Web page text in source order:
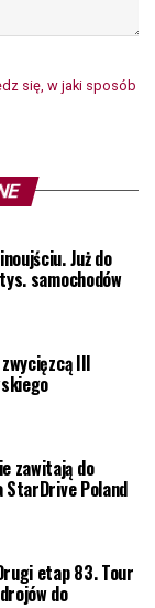
się, w jaki sposób
Już do
samochodów
III
zawitają do
StarDrive Poland
etap 83. Tour
do